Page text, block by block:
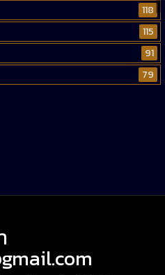
118
115
91
79